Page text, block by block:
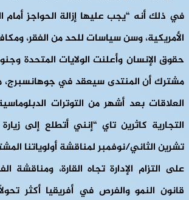
في ذلك أنه “يجب عليها إزالة الحواجز أمام
الأمريكية، وسن سياسات للحد من الفقر،
حقوق الإنسان وأعلنت الولايات المتحدة
مشترك أن المنتدى سيعقد في جوهانسبرج،
العلاقات بعد أشهر من التوترات
التجارية كاثرين تاي “إنني أتطلع إلى
تشرين الثاني/نوفمبر لمناقشة أولوياتنا
على التزام الإدارة تجاه القارة، ومناقشة
قانون النمو والفرص في أفريقيا أكثر